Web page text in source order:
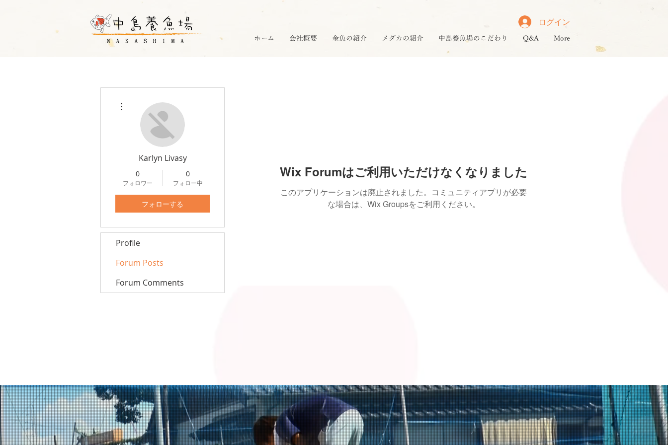
ログイン
ホーム 会社概要 金魚の紹介 メダカの紹介 中島養魚場のこだわり Q&A More
Wix Forumはご利用いただけなくなりました
このアプリケーションは廃止されました。コミュニティアプリが必要
な場合は、Wix Groupsをご利用ください。
Karlyn Livasy
0
フォロワー
0
フォロー中
フォローする
Profile
Forum Posts
Forum Comments